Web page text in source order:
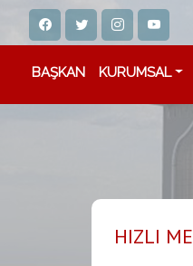
BAŞKAN KURUMSAL
HIZLI